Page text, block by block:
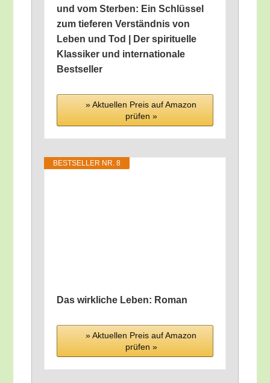
und vom Ster­ben: Ein Schlüs­sel
zum tie­fe­ren Ver­ständ­nis von
Leben und Tod | Der spi­ri­tu­el­le
Klas­si­ker und inter­na­tio­na­le
Bestseller
» Aktu­el­len Preis auf Ama­zon
prü­fen »
BEST­SEL­LER NR. 8
Das wirk­li­che Leben: Roman
» Aktu­el­len Preis auf Ama­zon
prü­fen »